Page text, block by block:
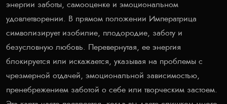
энергии заботы, самооценке и эмоциональном
удовлетворении. В прямом положении Императрица
символизирует изобилие, плодородие, заботу и
безусловную любовь. Перевернутая, ее энергия
блокируется или искажается, указывая на проблемы с
чрезмерной отдачей, эмоциональной зависимостью,
пренебрежением заботой о себе или творческим застоем.